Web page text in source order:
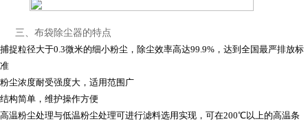
三、布袋除尘器的特点
捕捉粒径大于0.3微米的细小粉尘，除尘效率高达99.9%，达到全国最严排放标
准
粉尘浓度耐受强度大，适用范围广
结构简单，维护操作方便
高温粉尘处理与低温粉尘处理可进行滤料选用实现，可在200℃以上的高温条